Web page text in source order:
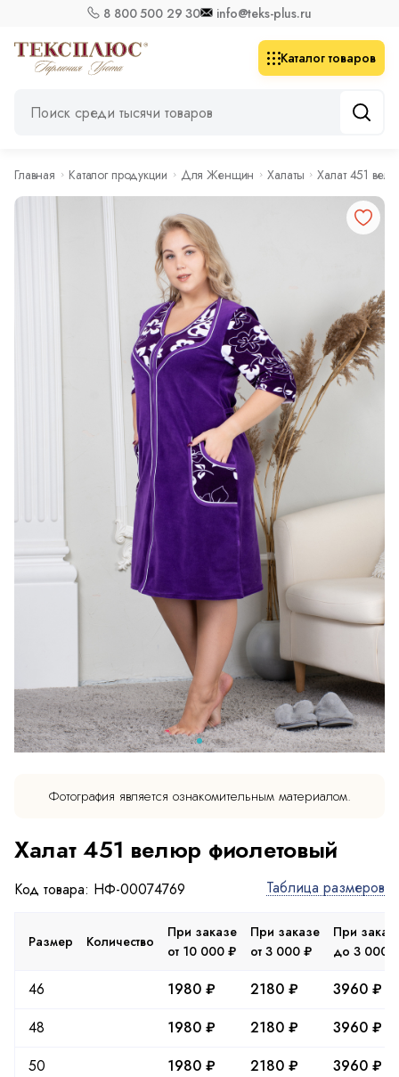
8 800 500 29 30 info@teks-plus.ru
Каталог товаров
Главная Каталог продукции Для Женщин Халаты Халат 451
Фотография является ознакомительным материалом.
Халат 451 велюр фиолетовый
Код товара: НФ-00074769 Таблица размеров
Размер Количество
При заказе
от 10 000 ₽
При заказе
от 3 000 ₽
При
до 3 000 ₽
46 1980 ₽ 2180 ₽
3960 ₽
48
1980 ₽ 2180 ₽
3960 ₽
50
1980 ₽ 2180 ₽
3960 ₽